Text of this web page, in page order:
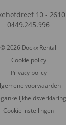
10 - 2610
0449.245.996
© 2026 Dockx Rental
Cookie policy
Privacy policy
voorwaarden
Cookie instellingen